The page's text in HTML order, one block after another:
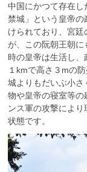
中国にかつて存在
禁城」という皇帝
けられており、宮
が、この阮朝王朝
時の皇帝は生活し
１kmで高さ３mの
城よりもだいぶ小
物や皇帝の寝室等
ンス軍の攻撃によ
状態です。